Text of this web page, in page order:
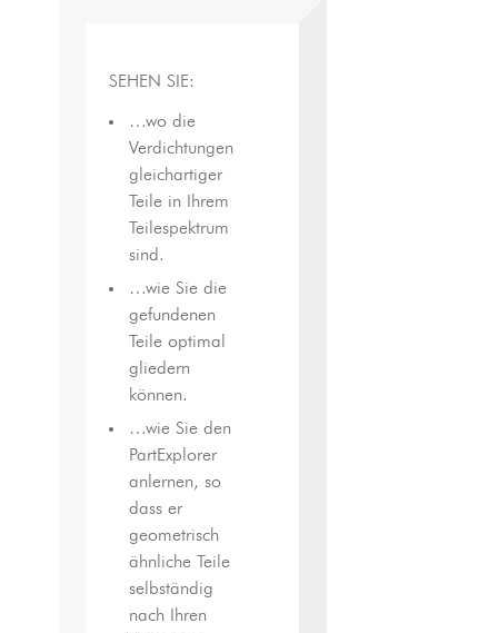
SEHEN SIE:
…wo die
Verdichtungen
gleichartiger
Teile in Ihrem
Teilespektrum
sind.
…wie Sie die
gefundenen
Teile optimal
gliedern
können.
…wie Sie den
PartExplorer
anlernen, so
dass er
geometrisch
ähnliche Teile
selbständig
nach Ihren